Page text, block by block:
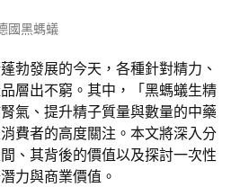
國黑螞蟻
勃發展的今天，各種針對精力、
層出不窮。其中，「黑螞蟻生精
氣、提升精子質量與數量的中藥
費者的高度關注。本文將深入分
、其背後的價值以及探討一次性
力與商業價值。